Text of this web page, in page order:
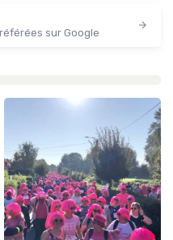
sur Google